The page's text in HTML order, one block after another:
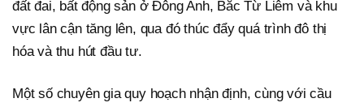
đất đai, bất động sản ở Đông Anh, Bắc Từ Liêm và khu
vực lân cận tăng lên, qua đó thúc đẩy quá trình đô thị
hóa và thu hút đầu tư.
Một số chuyên gia quy hoạch nhận định, cùng với cầu